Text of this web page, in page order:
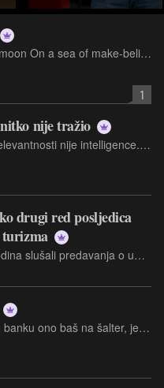
“It’s only a paper moon On a sea of make-believe…” Arlen, Harburg & Rose
1
nije tražio
Intelligence bez relevantnosti nije intelligence. To je sadržaj!
drugi red posljedica
Ako ste prošlih godina slušali predavanja o umjetnoj inteligenciji u turizmu, vjerojatno ste čuli jednu naizgled jednostavnu tezu: AI ubrzava operacije, smanjuje troškove i povećava učinkovitost
Vrlo rijetko idem u banku ono baš na šalter, jer naravno sve radim tech rješenjima. Kad ipak zbog nečeg moram "na šalter" detektiram par fenomena…